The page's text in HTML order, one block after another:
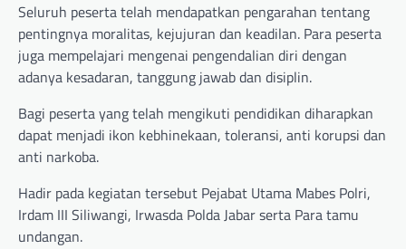
Seluruh peserta telah mendapatkan pengarahan tentang
pentingnya moralitas, kejujuran dan keadilan. Para peserta
juga mempelajari mengenai pengendalian diri dengan
adanya kesadaran, tanggung jawab dan disiplin.
Bagi peserta yang telah mengikuti pendidikan diharapkan
dapat menjadi ikon kebhinekaan, toleransi, anti korupsi dan
anti narkoba.
Hadir pada kegiatan tersebut Pejabat Utama Mabes Polri,
Irdam III Siliwangi, Irwasda Polda Jabar serta Para tamu
undangan.